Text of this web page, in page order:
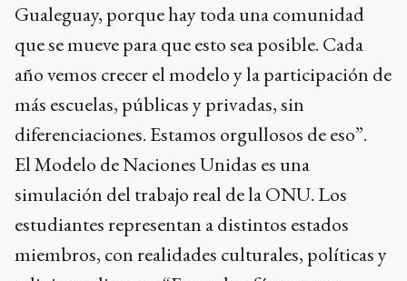
Gualeguay, porque hay toda una comunidad
que se mueve para que esto sea posible. Cada
año vemos crecer el modelo y la participación de
más escuelas, públicas y privadas, sin
diferenciaciones. Estamos orgullosos de eso”.
El Modelo de Naciones Unidas es una
simulación del trabajo real de la ONU. Los
estudiantes representan a distintos estados
miembros, con realidades culturales, políticas y